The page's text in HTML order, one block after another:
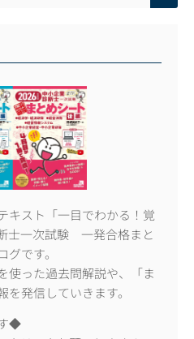
キスト「一目でわかる！覚
士一次試験 一発合格まと
グです。
使った過去問解説や、「ま
を発信していきます。
◆